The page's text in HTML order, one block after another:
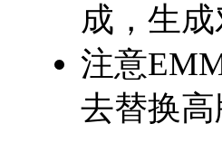
成，生
注意
去替换高